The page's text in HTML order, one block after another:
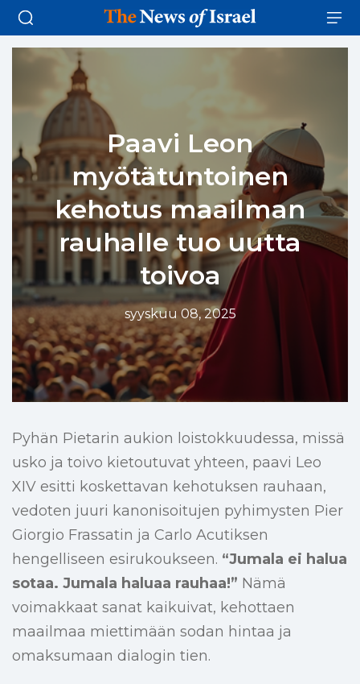
Paavi Leon
myötätuntoinen
kehotus maailman
rauhalle tuo uutta
toivoa
syyskuu 08, 2025
Pyhän Pietarin aukion loistokkuudessa, missä
usko ja toivo kietoutuvat yhteen, paavi Leo
XIV esitti koskettavan kehotuksen rauhaan,
vedoten juuri kanonisoitujen pyhimysten Pier
Giorgio Frassatin ja Carlo Acutiksen
hengelliseen esirukoukseen. “Jumala ei halua
sotaa. Jumala haluaa rauhaa!” Nämä
voimakkaat sanat kaikuivat, kehottaen
maailmaa miettimään sodan hintaa ja
omaksumaan dialogin tien.